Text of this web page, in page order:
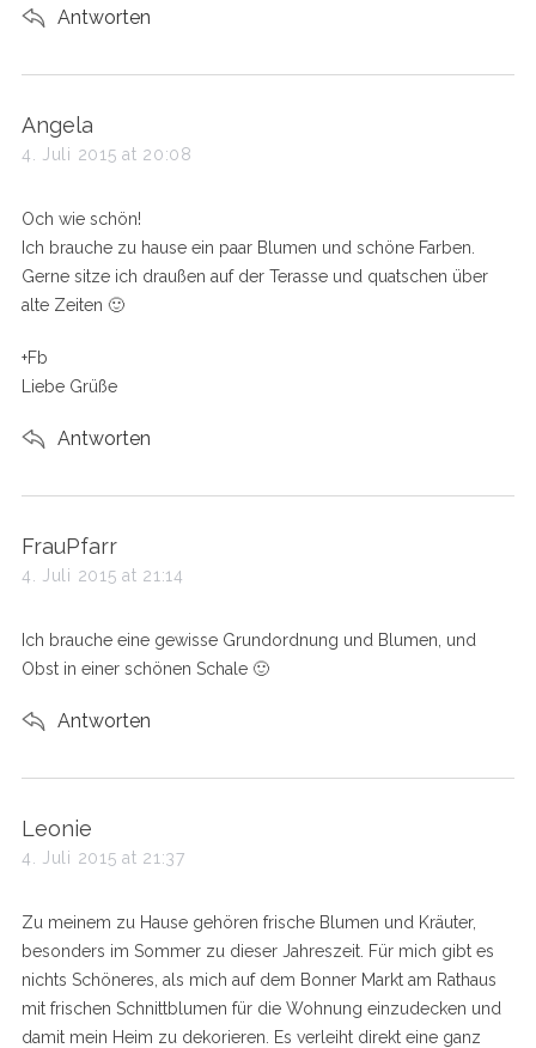
Antworten
s
a
s
:
Angela
4. Juli 2015 at 20:08
Och wie schön!
Ich brauche zu hause ein paar Blumen und schöne Farben.
Gerne sitze ich draußen auf der Terasse und quatschen über
alte Zeiten 🙂
+Fb
Liebe Grüße
Antworten
s
a
s
:
FrauPfarr
4. Juli 2015 at 21:14
Ich brauche eine gewisse Grundordnung und Blumen, und
Obst in einer schönen Schale 🙂
Antworten
s
a
s
:
Leonie
4. Juli 2015 at 21:37
Zu meinem zu Hause gehören frische Blumen und Kräuter,
besonders im Sommer zu dieser Jahreszeit. Für mich gibt es
nichts Schöneres, als mich auf dem Bonner Markt am Rathaus
mit frischen Schnittblumen für die Wohnung einzudecken und
damit mein Heim zu dekorieren. Es verleiht direkt eine ganz